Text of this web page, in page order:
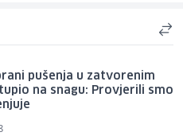
pušenja u zatvorenim
na snagu: Provjerili smo